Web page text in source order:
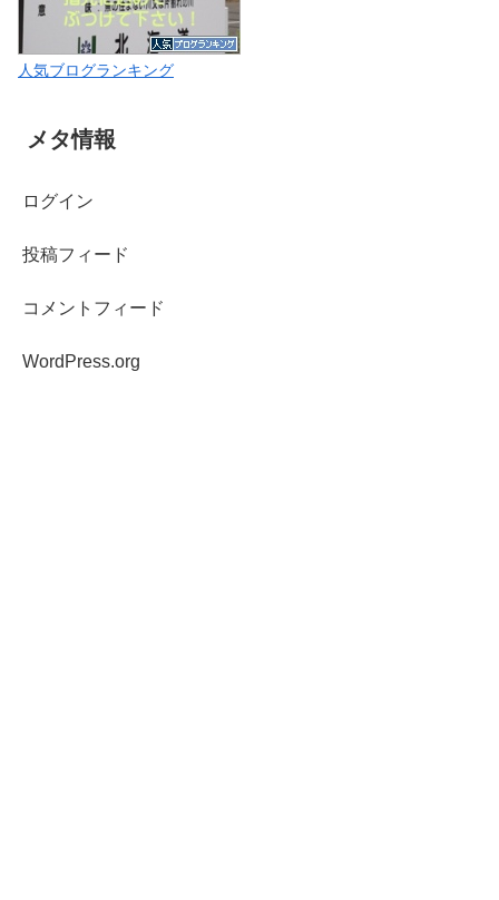
人気ブログランキング
メタ情報
ログイン
投稿フィード
コメントフィード
WordPress.org